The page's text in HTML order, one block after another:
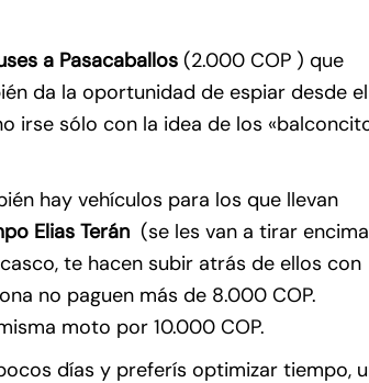
a Pasacaballos (2.000 COP ) que
da la oportunidad de espiar desde el
irse sólo con la idea de los
hay vehículos para los que llevan
Elias Terán (se les van a tirar encima
te hacen subir atrás de ellos con
no paguen más de 8.000 COP.
moto por 10.000 COP.
días y preferís optimizar tiempo,